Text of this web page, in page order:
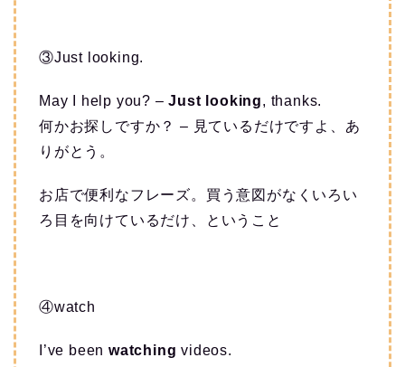
③Just looking.
May I help you? –Just looking, thanks.
何かお探しですか？ – 見ているだけですよ、あ
りがとう。
お店で便利なフレーズ。買う意図がなくいろい
ろ目を向けているだけ、ということ
④watch
I’ve been watching videos.